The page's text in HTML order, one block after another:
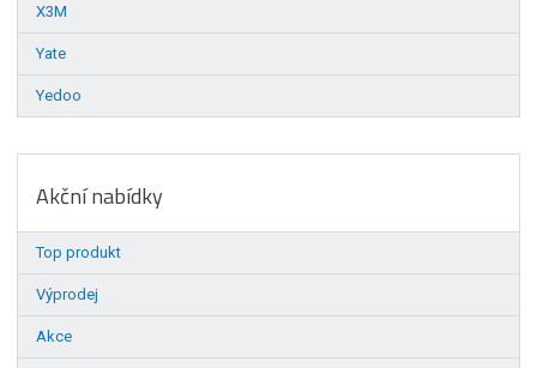
X3M
Yate
Yedoo
Akční nabídky
Top produkt
Výprodej
Akce